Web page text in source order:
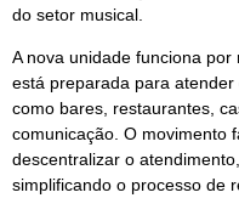
do setor musical.
A nova unidade funciona
está preparada para
como bares, restaurantes,
comunicação. O movimento
descentralizar o
simplificando o processo de